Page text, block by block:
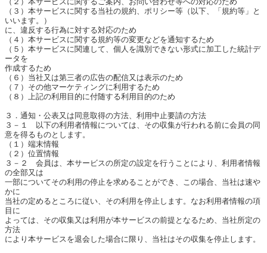
（３）本サービスに関する当社の規約、ポリシー等（以下、「規約等」と
いいます。）
に、違反する行為に対する対応のため
（４）本サービスに関する規約等の変更などを通知するため
（５）本サービスに関連して、個人を識別できない形式に加工した統計デ
ータを
作成するため
（６）当社又は第三者の広告の配信又は表示のため
（７）その他マーケティングに利用するため
（８）上記の利用目的に付随する利用目的のため
３．通知・公表又は同意取得の方法、利用中止要請の方法
３－１ 以下の利用者情報については、その収集が行われる前に会員の同
意を得るものとします。
（１）端末情報
（２）位置情報
３－２ 会員は、本サービスの所定の設定を行うことにより、利用者情報
の全部又は
一部についてその利用の停止を求めることができ、この場合、当社は速や
かに
当社の定めるところに従い、その利用を停止します。なお利用者情報の項
目に
よっては、その収集又は利用が本サービスの前提となるため、当社所定の
方法
により本サービスを退会した場合に限り、当社はその収集を停止します。